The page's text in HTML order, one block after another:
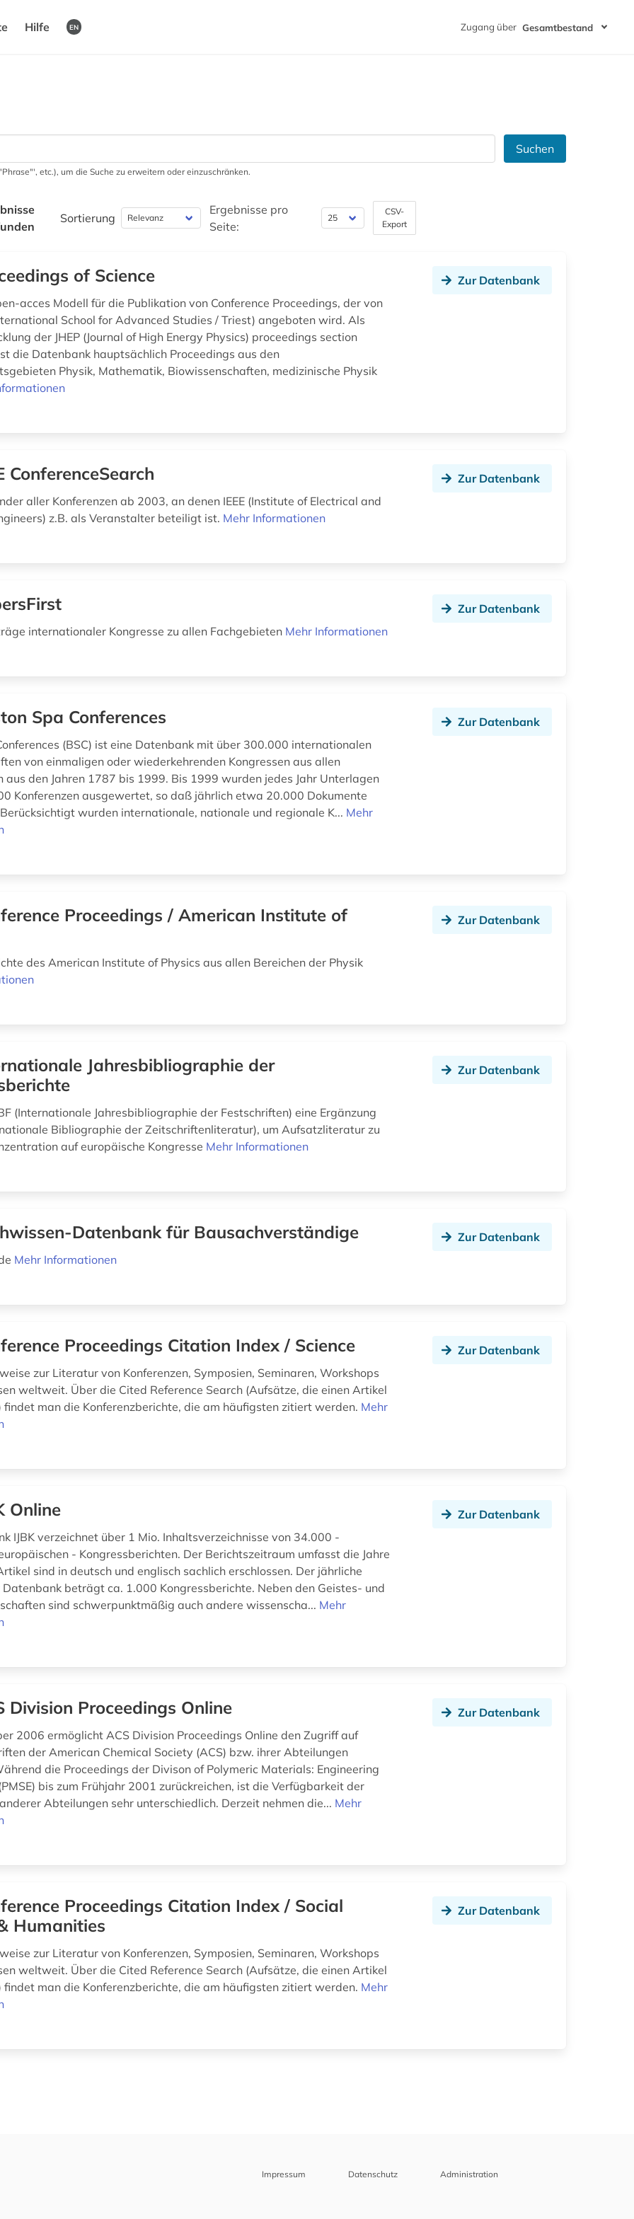
Hilfe EN Zugang über Gesamtbestand
Suchen
etc.), um die Suche zu erweitern oder einzuschränken.
Sortierung
Ergebnisse pro
Seite:
CSV-
Export
of Science
acces Modell für die Publikation von Conference Proceedings, der von
School for Advanced Studies / Triest) angeboten wird. Als
der JHEP (Journal of High Energy Physics) proceedings section
die Datenbank hauptsächlich Proceedings aus den
Physik, Mathematik, Biowissenschaften, medizinische Physik
Zur Datenbank
ConferenceSearch
aller Konferenzen ab 2003, an denen IEEE (Institute of Electrical and
z.B. als Veranstalter beteiligt ist. Mehr Informationen
Zur Datenbank
internationaler Kongresse zu allen Fachgebieten Mehr Informationen
Zur Datenbank
Spa Conferences
(BSC) ist eine Datenbank mit über 300.000 internationalen
von einmaligen oder wiederkehrenden Kongressen aus allen
aus den Jahren 1787 bis 1999. Bis 1999 wurden jedes Jahr Unterlagen
Konferenzen ausgewertet, so daß jährlich etwa 20.000 Dokumente
wurden internationale, nationale und regionale K... Mehr
Zur Datenbank
Proceedings / American Institute of
des American Institute of Physics aus allen Bereichen der Physik
Zur Datenbank
Jahresbibliographie der
(Internationale Jahresbibliographie der Festschriften) eine Ergänzung
Bibliographie der Zeitschriftenliteratur), um Aufsatzliteratur zu
auf europäische Kongresse Mehr Informationen
Zur Datenbank
Datenbank für Bausachverständige
Mehr Informationen
Zur Datenbank
Proceedings Citation Index / Science
zur Literatur von Konferenzen, Symposien, Seminaren, Workshops
weltweit. Über die Cited Reference Search (Aufsätze, die einen Artikel
man die Konferenzberichte, die am häufigsten zitiert werden. Mehr
Zur Datenbank
Online
IJBK verzeichnet über 1 Mio. Inhaltsverzeichnisse von 34.000 -
- Kongressberichten. Der Berichtszeitraum umfasst die Jahre
sind in deutsch und englisch sachlich erschlossen. Der jährliche
beträgt ca. 1.000 Kongressberichte. Neben den Geistes- und
sind schwerpunktmäßig auch andere wissenscha... Mehr
Zur Datenbank
Division Proceedings Online
2006 ermöglicht ACS Division Proceedings Online den Zugriff auf
der American Chemical Society (ACS) bzw. ihrer Abteilungen
die Proceedings der Divison of Polymeric Materials: Engineering
bis zum Frühjahr 2001 zurückreichen, ist die Verfügbarkeit der
Abteilungen sehr unterschiedlich. Derzeit nehmen die... Mehr
Zur Datenbank
Proceedings Citation Index / Social
Humanities
zur Literatur von Konferenzen, Symposien, Seminaren, Workshops
weltweit. Über die Cited Reference Search (Aufsätze, die einen Artikel
man die Konferenzberichte, die am häufigsten zitiert werden. Mehr
Zur Datenbank
Impressum Datenschutz Administration